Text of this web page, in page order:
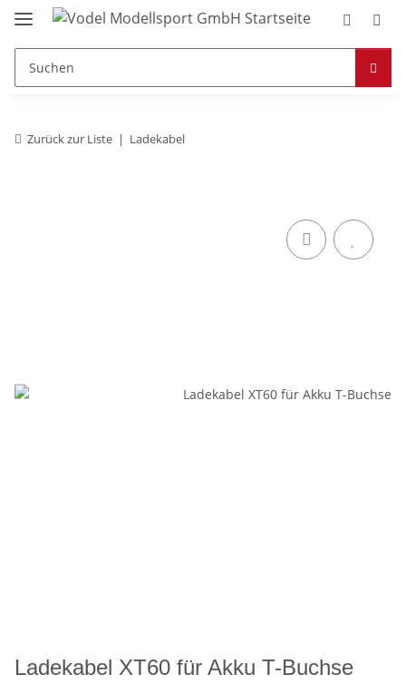
Zurück zur Liste Ladekabel
Ladekabel XT60 für Akku T-Buchse